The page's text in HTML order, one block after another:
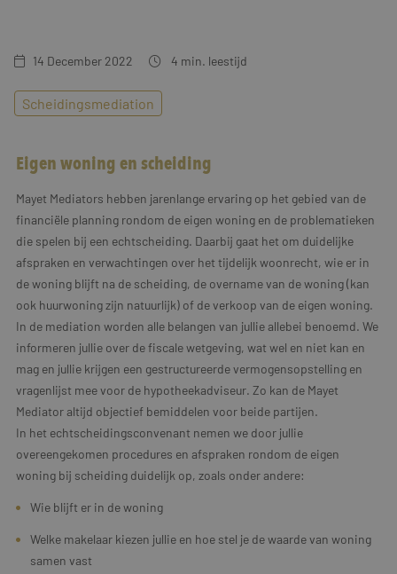
Blogs
Documenten
14 December 2022 4 min. leestijd
Scheidingsmediation
Eigen woning en scheiding
Mayet Mediators hebben jarenlange ervaring op het gebied van de
financiële planning rondom de eigen woning en de problematieken
die spelen bij een echtscheiding. Daarbij gaat het om duidelijke
afspraken en verwachtingen over het tijdelijk woonrecht, wie er in
de woning blijft na de scheiding, de overname van de woning (kan
ook huurwoning zijn natuurlijk) of de verkoop van de eigen woning.
In de mediation worden alle belangen van jullie allebei benoemd. We
informeren jullie over de fiscale wetgeving, wat wel en niet kan en
mag en jullie krijgen een gestructureerde vermogensopstelling en
vragenlijst mee voor de hypotheekadviseur. Zo kan de Mayet
Mediator altijd objectief bemiddelen voor beide partijen.
In het echtscheidingsconvenant nemen we door jullie
overeengekomen procedures en afspraken rondom de eigen
woning bij scheiding duidelijk op, zoals onder andere:
Wie blijft er in de woning
Welke makelaar kiezen jullie en hoe stel je de waarde van woning
samen vast